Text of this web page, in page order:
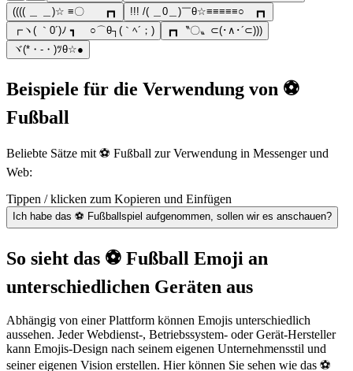
(((( ＿ ＿)☆ ≡〇 ┏┓
!!! /( ＿0＿)￣θ☆≡≡≡≡≡○ ┏┓
┏ヽ( ｀0´)ﾉ ┓ ○⌒θ┐(｀ﾍ´；)
┏┓〝〇〟⊂(･∧･´⊂)))
ヾ(*・-・)ﾂθ☆●
Beispiele für die Verwendung von ⚽
Fußball
Beliebte Sätze mit ⚽ Fußball zur Verwendung in Messenger und
Web:
Tippen / klicken zum Kopieren und Einfügen
Ich habe das ⚽ Fußballspiel aufgenommen, sollen wir es anschauen?
So sieht das ⚽ Fußball Emoji an
unterschiedlichen Geräten aus
Abhängig von einer Plattform können Emojis unterschiedlich
aussehen. Jeder Webdienst-, Betriebssystem- oder Gerät-Hersteller
kann Emojis-Design nach seinem eigenen Unternehmensstil und
seiner eigenen Vision erstellen. Hier können Sie sehen wie das ⚽